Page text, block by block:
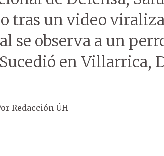
un video
se observa a un
en Villarrica,
Redacción ÚH